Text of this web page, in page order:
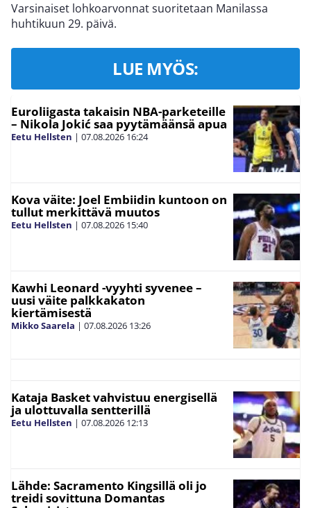
Varsinaiset lohkoarvonnat suoritetaan Manilassa
huhtikuun 29. päivä.
LUE MYÖS:
Euroliigasta takaisin NBA-parketeille
– Nikola Jokić saa pyytämäänsä apua
Eetu Hellsten | 07.08.2026 16:24
Kova väite: Joel Embiidin kuntoon on
tullut merkittävä muutos
Eetu Hellsten | 07.08.2026 15:40
Kawhi Leonard -vyyhti syvenee –
uusi väite palkkakaton
kiertämisestä
Mikko Saarela | 07.08.2026 13:26
Kataja Basket vahvistuu energisellä
ja ulottuvalla sentterillä
Eetu Hellsten | 07.08.2026 12:13
Lähde: Sacramento Kingsillä oli jo
treidi sovittuna Domantas